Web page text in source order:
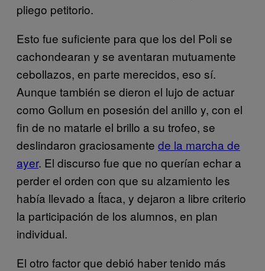
pliego petitorio.
Esto fue suficiente para que los del Poli se
cachondearan y se aventaran mutuamente
cebollazos, en parte merecidos, eso sí.
Aunque también se dieron el lujo de actuar
como Gollum en posesión del anillo y, con el
fin de no matarle el brillo a su trofeo, se
deslindaron graciosamente de la marcha de
ayer. El discurso fue que no querían echar a
perder el orden con que su alzamiento les
había llevado a Ítaca, y dejaron a libre criterio
la participación de los alumnos, en plan
individual.
El otro factor que debió haber tenido más